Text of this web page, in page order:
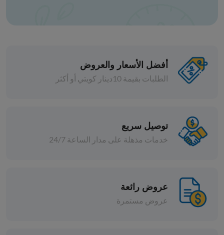
زيتون اخضر اردنى بالليمون الشرائح
أفضل الأسعار والعروض
الطلبات بقيمة 10دينار كويتي أو أكثر
توصيل سريع
خدمات مذهلة على مدار الساعة 24/7
عروض رائعة
عروض مستمرة